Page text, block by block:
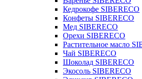
Кедрокофе SIBERECO
Конфеты SIBERECO
Мед SIBERECO
Орехи SIBERECO
Растительное масло
Чай SIBERECO
Шоколад SIBERECO
Экосоль SIBERECO